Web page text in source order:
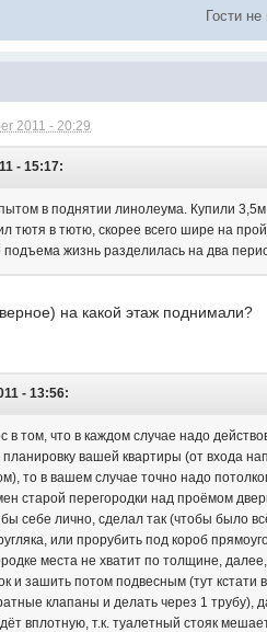
Гости не
2011 - 20:29
- 15:17:
в поднятии линолеума. Купили
тютя в тютю, скорее всего шире на
подъема жизнь разделилась на два
на какой этаж поднимали?
- 13:56:
в том, что в каждом случае надо
вашей квартиры (от входа
то в вашем случае точно надо
старой перегородки над проёмом
себе лично, сделал так (чтобы было
или прорубить под короб
места не хватит по толщине,
и зашить потом подвесным (тут кстати
клапаны и делать через 1 трубу),
вплотную, т.к. туалетный стояк